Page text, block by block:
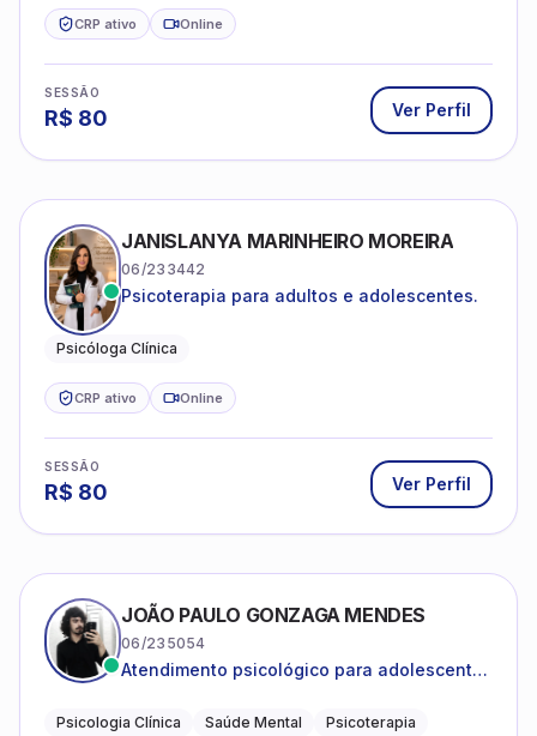
CRP ativo Online
SESSÃO
R$ 80 Ver Perfil
JANISLANYA MARINHEIRO MOREIRA
06/233442
Psicoterapia para adultos e adolescentes.
Psicóloga Clínica
CRP ativo Online
SESSÃO
R$ 80 Ver Perfil
JOÃO PAULO GONZAGA MENDES
06/235054
Atendimento psicológico para adolescentes
depressão e autoestima.
Psicologia Clínica Saúde Mental Psicoterapia